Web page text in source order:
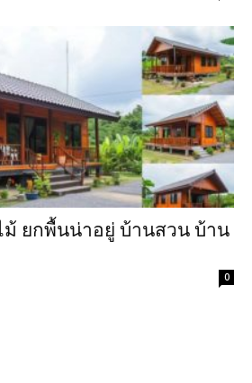
ม้ ยกพื้นน่าอยู่ บ้านสวน บ้าน
0